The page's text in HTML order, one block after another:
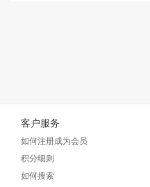
客户服务
如何注册成为会员
积分细则
如何搜索